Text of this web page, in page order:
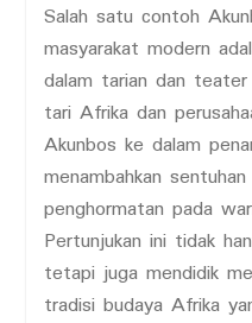
Salah satu contoh
masyarakat modern
dalam tarian dan
tari Afrika dan
Akunbos ke dalam
menambahkan
penghormatan pada
Pertunjukan ini tidak
tetapi juga mendidik
tradisi budaya Afrika